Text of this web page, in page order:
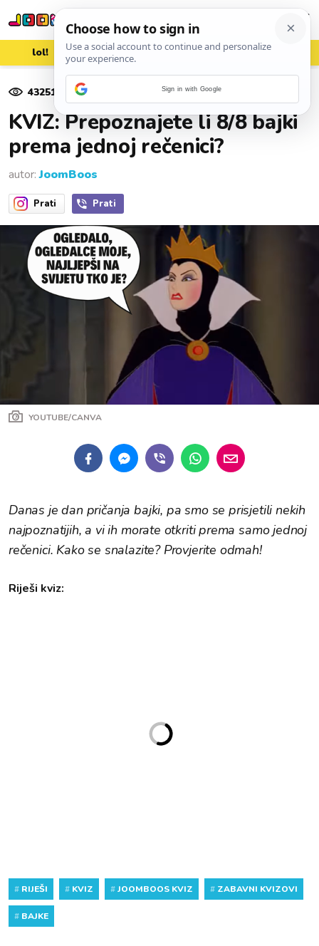
lol! aww vrh! woot?!
43251 pregleda
KVIZ: Prepoznajete li 8/8 bajki
prema jednoj rečenici?
autor:JoomBoos
Prati Prati
YOUTUBE/CANVA
Danas je dan pričanja bajki, pa smo se prisjetili nekih
najpoznatijih, a vi ih morate otkriti prema samo jednoj
rečenici. Kako se snalazite? Provjerite odmah!
Riješi kviz:
# RIJEŠI # KVIZ #JOOMBOOS KVIZ # ZABAVNI KVIZOVI
# BAJKE
Sign in with Google